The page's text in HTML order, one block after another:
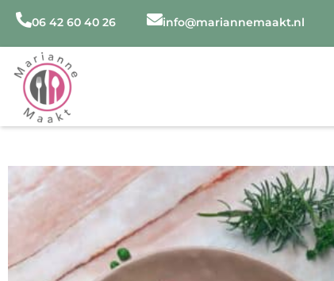
naar
de
inhoud
06 42 60 40 26 info@mariannemaakt.nl